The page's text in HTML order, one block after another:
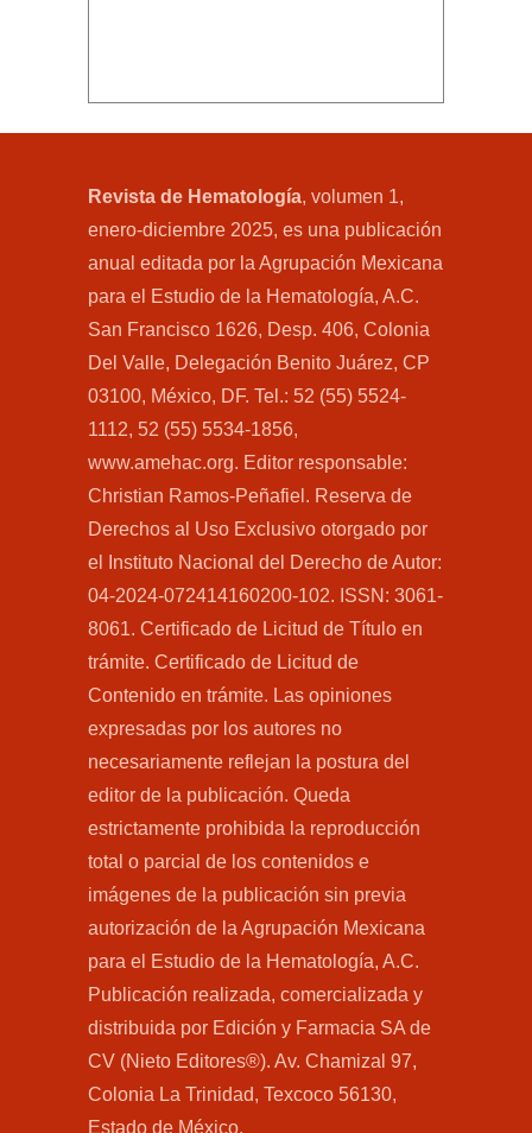
Revista de Hematología, volumen 1,
enero-diciembre 2025, es una publicación
anual editada por la Agrupación Mexicana
para el Estudio de la Hematología, A.C.
San Francisco 1626, Desp. 406, Colonia
Del Valle, Delegación Benito Juárez, CP
03100, México, DF. Tel.: 52 (55) 5524-
1112, 52 (55) 5534-1856,
www.amehac.org. Editor responsable:
Christian Ramos-Peñafiel. Reserva de
Derechos al Uso Exclusivo otorgado por
el Instituto Nacional del Derecho de Autor:
04-2024-072414160200-102. ISSN: 3061-
8061. Certificado de Licitud de Título en
trámite. Certificado de Licitud de
Contenido en trámite. Las opiniones
expresadas por los autores no
necesariamente reflejan la postura del
editor de la publicación. Queda
estrictamente prohibida la reproducción
total o parcial de los contenidos e
imágenes de la publicación sin previa
autorización de la Agrupación Mexicana
para el Estudio de la Hematología, A.C.
Publicación realizada, comercializada y
distribuida por Edición y Farmacia SA de
CV (Nieto Editores®). Av. Chamizal 97,
Colonia La Trinidad, Texcoco 56130,
Estado de México.